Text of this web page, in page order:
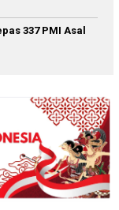
337 PMI Asal